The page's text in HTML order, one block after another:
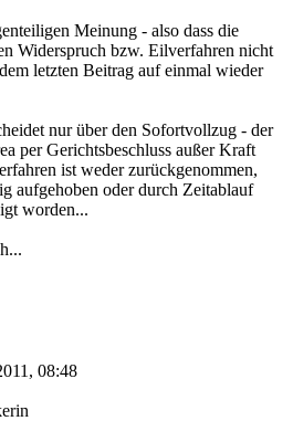
Meinung - also dass die
Widerspruch bzw. Eilverfahren nicht
letzten Beitrag auf einmal wieder
nur über den Sofortvollzug - der
per Gerichtsbeschluss außer Kraft
ist weder zurückgenommen,
aufgehoben oder durch Zeitablauf
worden...
08:48